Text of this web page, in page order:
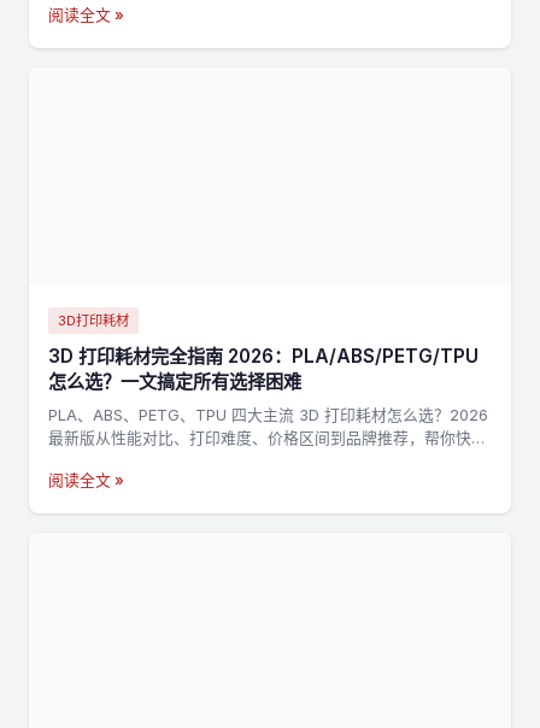
阅读全文 »
3D打印耗材
3D 打印耗材完全指南 2026：PLA/ABS/PETG/TPU
怎么选？一文搞定所有选择困难
PLA、ABS、PETG、TPU 四大主流 3D 打印耗材怎么选？2026
最新版从性能对比、打印难度、价格区间到品牌推荐，帮你快速
阅读全文 »